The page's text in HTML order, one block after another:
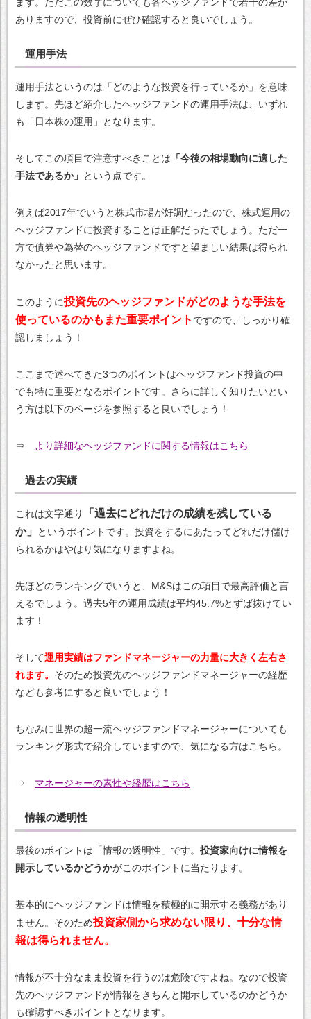
ます。ただこの数字についても各ヘッジファンドで若干の差が
ありますので、投資前にぜひ確認すると良いでしょう。
運用手法
運用手法というのは「どのような投資を行っているか」を意味
します。先ほど紹介したヘッジファンドの運用手法は、いずれ
も「日本株の運用」となります。
そしてこの項目で注意すべきことは 「今後の相場動向に適した
手法であるか」 という点です。
例えば2017年でいうと株式市場が好調だったので、株式運用の
ヘッジファンドに投資することは正解だったでしょう。ただ一
方で債券や為替のヘッジファンドですと望ましい結果は得られ
なかったと思います。
このように投資先のヘッジファンドがどのような手法を
使っているのかもまた重要ポイント ですので、しっかり確
認しましょう！
ここまで述べてきた3つのポイントはヘッジファンド投資の中
でも特に重要となるポイントです。さらに詳しく知りたいとい
う方は以下のページを参照すると良いでしょう！
⇒ より詳細なヘッジファンドに関する情報はこちら
過去の実績
これは文字通り
「過去にどれだけの成績を残している
か」
というポイントです。投資をするにあたってどれだけ儲け
られるかはやはり気になりますよね。
先ほどのランキングでいうと、M&Sはこの項目で最高評価と言
えるでしょう。過去5年の運用成績は平均45.7%とずば抜けてい
ます！
そして運用実績はファンドマネージャーの力量に大きく左右さ
れます。 そのため投資先のヘッジファンドマネージャーの経歴
なども参考にすると良いでしょう！
ちなみに世界の超一流ヘッジファンドマネージャーについても
ランキング形式で紹介していますので、気になる方はこちら。
⇒ マネージャーの素性や経歴はこちら
情報の透明性
最後のポイントは「情報の透明性」です。 投資家向けに情報を
開示しているかどうかがこのポイントに当たります。
基本的にヘッジファンドは情報を積極的に開示する義務があり
ません。そのため投資家側から求めない限り、十分な情
報は得られません。
情報が不十分なまま投資を行うのは危険ですよね。なので投資
先のヘッジファンドが情報をきちんと開示しているのかどうか
も確認すべきポイントとなります。